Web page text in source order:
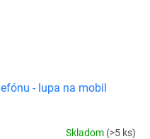
- lupa na mobil
Skladom (>5 ks)